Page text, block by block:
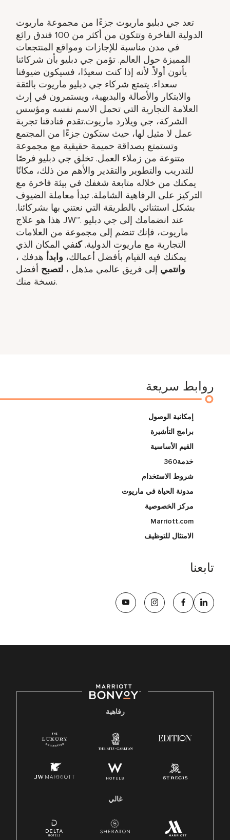
تعد جي دبليو ماريوت جزءًا من مجموعة ماريوت
الدولية الفاخرة وتتكون من أكثر من 100 فندق رائع
في مدن مناسبة للإجازات ومواقع المنتجعات
المميزة حول العالم. تؤمن جي دبليو بأن شركائنا
يأتون أولاً. لأنه إذا كنت سعيدًا، فسيكون ضيوفنا
سعداء. يتمتع شركاء جي دبليو ماريوت بالثقة
والابتكار والأصالة والبديهية، ويستمرون في إرث
العلامة التجارية التي تحمل الاسم نفسه ومؤسس
الشركة، جي ويلارد ماريوت.تقدم فنادقنا تجربة
عمل لا مثيل لها، حيث ستكون جزءًا من المجتمع
وتستمتع بصداقة حميمة حقيقية مع مجموعة
متنوعة من زملاء العمل. تخلق جي دبليو فرصًا
للتدريب والتطوير والتقدير والأهم من ذلك، مكانًا
يمكنك من خلاله متابعة شغفك في بيئة فاخرة مع
التركيز على الرفاهية الشاملة. تبدأ معاملة الضيوف
بشكل استثنائي بالطريقة التي نعتني بها بشركائنا.
هذا هو علاج JW™. عند انضمامك إلى جي دبليو
ماريوت، فإنك تنضم إلى مجموعة من العلامات
التجارية مع ماريوت الدولية.كنفي المكان الذي
يمكنك فيه القيام بأفضل أعمالك، وابدأ هدفك ​،
وانتمي إلى فريق عالمي مذهل ​، لتصبح أفضل
نسخة منك.
روابط سريعة
إمكانية الوصول
برامج التأشيرة
القيم الأساسية
خدمة360
شروط الاستخدام
مدونة الحياة في ماريوت
مركز الخصوصية
Marriott.com
الامتثال للتوظيف
تابعنا
رفاهية
غالي